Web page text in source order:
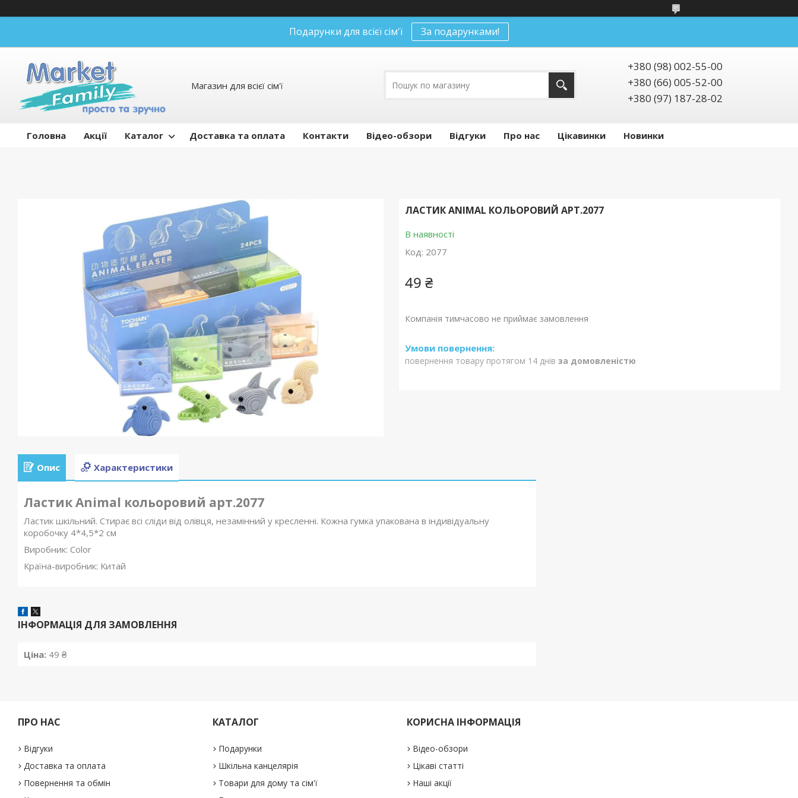
Подарунки для всієї сім'ї За подарунками!
Магазин для всієї сім'ї
+380 (98) 002-55-00
+380 (66) 005-52-00
+380 (97) 187-28-02
Головна Акції Каталог Доставка та оплата Контакти Відео-обзори Відгуки Про нас Цікавинки Новинки
ЛАСТИК ANIMAL КОЛЬОРОВИЙ АРТ.2077
В наявності
Код: 2077
49 ₴
Компанія тимчасово не приймає замовлення
повернення товару протягом 14 днів за домовленістю
Опис Характеристики
Ластик Animal кольоровий арт.2077
Ластик шкільний. Стирає всі сліди від олівця, незамінний у кресленні. Кожна гумка упакована в індивідуальну
коробочку 4*4,5*2 см
Виробник: Color
Країна-виробник: Китай
ІНФОРМАЦІЯ ДЛЯ ЗАМОВЛЕННЯ
Ціна: 49 ₴
ПРО НАС
Відгуки
Доставка та оплата
Повернення та обмін
КАТАЛОГ
Подарунки
Шкільна канцелярія
Товари для дому та сім'ї
КОРИСНА ІНФОРМАЦІЯ
Відео-обзори
Цікаві статті
Наші акції